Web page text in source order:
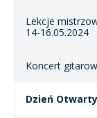
Lekcje
14-16.05.2024
Koncert
Dzień